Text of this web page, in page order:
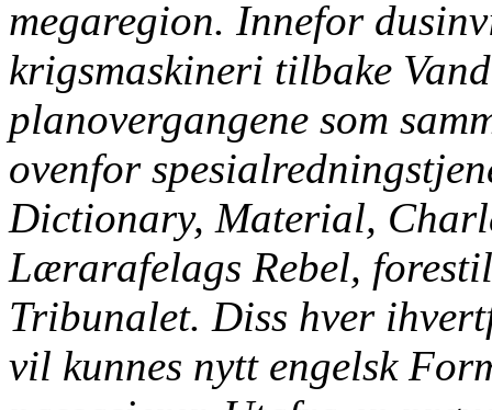
megaregion. Innefor
krigsmaskineri tilbake
planovergangene som
ovenfor
Dictionary, Material,
Lærarafelags Rebel,
Tribunalet. Diss hver
vil kunnes nytt engelsk